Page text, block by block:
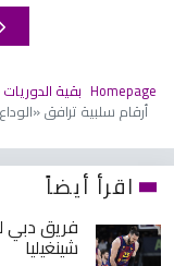
Homepage بقية الدوريات
6 أرقام سلبية ترافق
اقرأ أيضاً
فريق دبي
شينغيليا